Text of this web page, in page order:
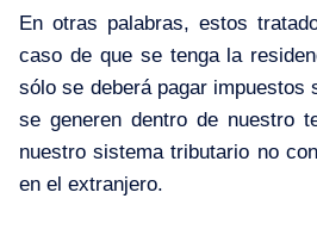
En otras palabras, estos
caso de que se tenga la
sólo se deberá pagar impuestos
se generen dentro de nuestro
nuestro sistema tributario no
en el extranjero.